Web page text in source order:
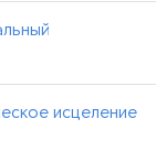
исцеление